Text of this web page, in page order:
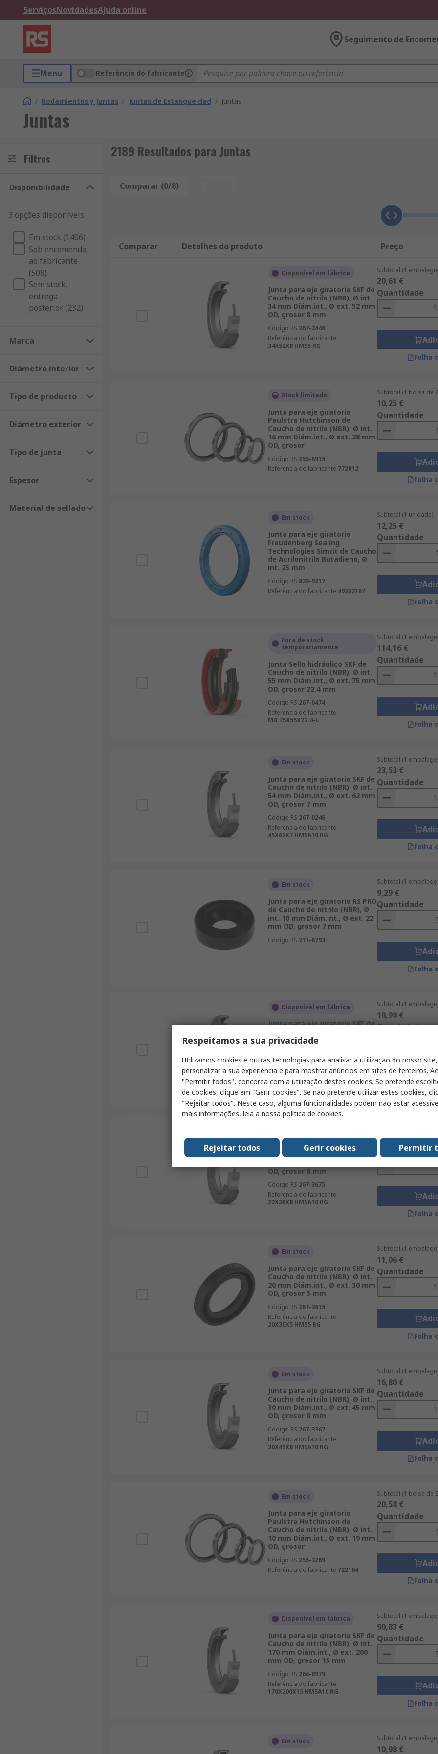
ServiçosNovidadesAjuda online
Seguimento de
Menu Referência do fabricante
/ Rodamientos y Juntas / Juntas de Estanqueidad / Juntas
Juntas
Filtros
Disponibilidade
3 opções disponíveis
Em stock (1406)
Sob encomenda
ao fabricante
(508)
Sem stock,
entrega
posterior (232)
Marca
Diámetro interior
Tipo de producto
Diámetro exterior
Tipo de junta
Espesor
Material de sellado
2189 Resultados para Juntas
Comparar (0/8)
Comparar Detalhes do produto Preço
Disponível em fábrica
Junta para eje giratorio SKF de
Caucho de nitrilo (NBR), Ø int.
34 mm Diám.int., Ø ext. 52 mm
OD, grosor 8 mm
Código RS 267-3446
Referência do fabricante
34X52X8 HMS5 RG
Subtotal (1
20,61 €
Quantidade
Folha
Stock limitado
Junta para eje giratorio
Paulstra Hutchinson de
Caucho de nitrilo (NBR), Ø int.
16 mm Diám.int., Ø ext. 28 mm
OD, grosor
Código RS 255-6915
Referência do fabricante 772012
Subtotal (1 bolsa de
10,25 €
Quantidade
Folha
Em stock
Junta para eje giratorio
Freudenberg Sealing
Technologies Simrit de Caucho
de Acrilonitrilo Butadieno, Ø
int. 25 mm
Código RS 828-9217
Referência do fabricante 49332167
Subtotal (1 unidade)
12,25 €
Quantidade
Folha
Fora de stock
temporariamente
Junta Sello hidráulico SKF de
Caucho de nitrilo (NBR), Ø int.
55 mm Diám.int., Ø ext. 75 mm
OD, grosor 22.4 mm
Código RS 267-0474
Referência do fabricante
MD 75X55X22.4-L
Subtotal (1
114,16 €
Quantidade
Folha
Em stock
Junta para eje giratorio SKF de
Caucho de nitrilo (NBR), Ø int.
54 mm Diám.int., Ø ext. 62 mm
OD, grosor 7 mm
Código RS 267-0246
Referência do fabricante
45X62X7 HMSA10 RG
Subtotal (1
23,53 €
Quantidade
Folha
Em stock
Junta para eje giratorio RS PRO
de Caucho de nitrilo (NBR), Ø
int. 10 mm Diám.int., Ø ext. 22
mm OD, grosor 7 mm
Código RS 211-8793
Subtotal (1
9,29 €
Quantidade
Folha
Disponível em fábrica
Junta para eje giratorio SKF de
30 mm Diám.int., Ø ext. 47 mm
OD, grosor 6 mm
Código RS267-3371
Referência do fabricante
30X47X6 HMS5 RG
Subtotal (1
18,98 €
Quantidade
Folha
Junta para eje giratorio SKF de
Caucho de nitrilo (NBR), Ø int.
OD, grosor 8 mm
Código RS 267-3675
Referência do fabricante
22X38X8 HMSA10 RG
Subtotal (1
15,41 €
Quantidade
Folha
Em stock
Junta para eje giratorio SKF de
Caucho de nitrilo (NBR), Ø int.
20 mm Diám.int., Ø ext. 30 mm
OD, grosor 5 mm
Código RS 267-3615
Referência do fabricante
20X30X5 HMS5 RG
Subtotal (1
11,06 €
Quantidade
Folha
Em stock
Junta para eje giratorio SKF de
Caucho de nitrilo (NBR), Ø int.
30 mm Diám.int., Ø ext. 45 mm
OD, grosor 8 mm
Código RS 267-3367
Referência do fabricante
30X45X8 HMSA10 RG
Subtotal (1
16,80 €
Quantidade
Folha
Em stock
Junta para eje giratorio
Paulstra Hutchinson de
Caucho de nitrilo (NBR), Ø int.
10 mm Diám.int., Ø ext. 19 mm
OD, grosor
Código RS 255-3269
Referência do fabricante 722164
Subtotal (1 bolsa de
20,58 €
Quantidade
Folha
Disponível em fábrica
Junta para eje giratorio SKF de
Caucho de nitrilo (NBR), Ø int.
170 mm Diám.int., Ø ext. 200
mm OD, grosor 15 mm
Código RS 266-8979
Referência do fabricante
170X200X15 HMSA10 RG
Subtotal (1
90,83 €
Quantidade
Folha
Em stock Subtotal (1
10,98 €
Respeitamos a sua privacidade
Utilizamos cookies e outras tecnologias para analisar a utilização do nosso
personalizar a sua experiência e para mostrar anúncios em sites de terceiros.
"Permitir todos", concorda com a utilização destes cookies. Se pretende
de cookies, clique em "Gerir cookies". Se não pretende utilizar estes cookies,
"Rejeitar todos". Neste caso, alguma funcionalidades podem não estar
mais informações, leia a nossa política de cookies.
Permitir
Gerir cookies
Rejeitar todos